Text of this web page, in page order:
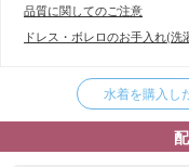
品質に関してのご注意
ドレス・ボレロのお手入れ(
水着を購入し